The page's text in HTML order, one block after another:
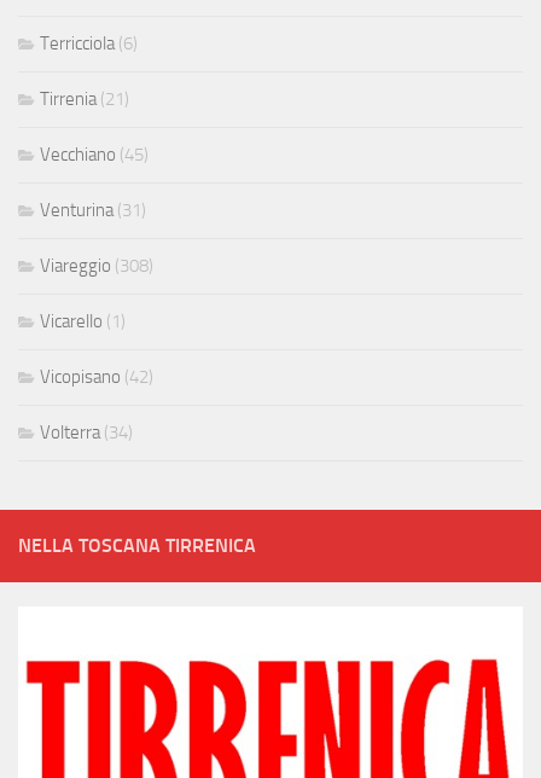
Terricciola (6)
Tirrenia (21)
Vecchiano (45)
Venturina (31)
Viareggio (308)
Vicarello (1)
Vicopisano (42)
Volterra (34)
NELLA TOSCANA TIRRENICA